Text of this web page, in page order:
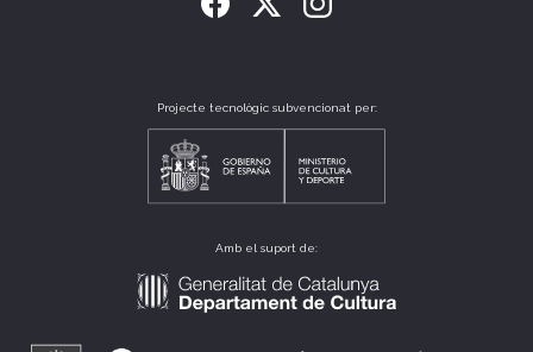
Projecte tecnològic subvencionat per:
Amb el suport de: